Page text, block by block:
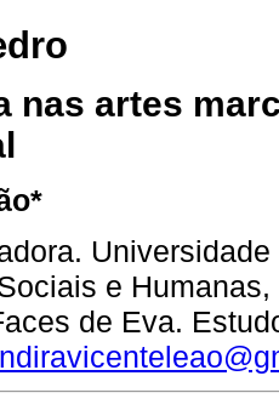
nas artes
e
de Eva.